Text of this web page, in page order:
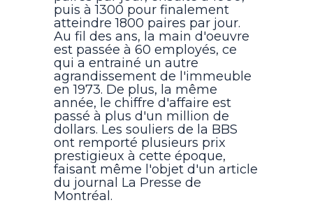
puis à 1300 pour finalement
atteindre 1800 paires par jour.
Au fil des ans, la main d'oeuvre
est passée à 60 employés, ce
qui a entrainé un autre
agrandissement de l'immeuble
en 1973. De plus, la même
année, le chiffre d'affaire est
passé à plus d'un million de
dollars. Les souliers de la BBS
ont remporté plusieurs prix
prestigieux à cette époque,
faisant même l'objet d'un article
du journal La Presse de
Montréal.